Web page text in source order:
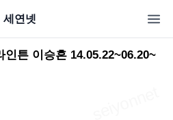
세연넷
인튼 이승흔 14.05.22~06.20~